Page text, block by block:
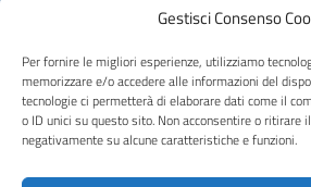
Gestisci Consenso
Per fornire le migliori esperienze, utilizziamo
memorizzare e/o accedere alle informazioni del
tecnologie ci permetterà di elaborare dati come il
o ID unici su questo sito. Non acconsentire o ritirare
negativamente su alcune caratteristiche e funzioni.
Useful Links Section
Privacy | Cookie policy | Contatti |
accessibilità | Crediti | Nota di